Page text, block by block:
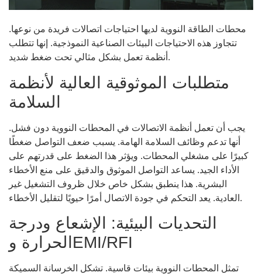
محطات الطاقة النووية لديها احتياجات اتصالات فريدة من نوعها.
تتجاوز هذه الاحتياجات البيئات الصناعية النموذجية. إنها تتطلب
أنظمة تعمل بشكل مثالي تحت ضغط شديد.
متطلبات الموثوقية العالية لأنظمة
السلامة
يجب أن تعمل أنظمة الاتصالات في المحطات النووية دون فشل.
أنها تدعم وظائف السلامة الهامة. يسبب ضعف التواصل ضغطًا
كبيرًا على مشغلي المحطات. ويؤثر هذا الضغط على قدرتهم على
الأداء الجيد. يساعد التواصل الموثوق والدقيق على منع الأخطاء
البشرية. هذا ينطبق بشكل خاص خلال ظروف التشغيل غير
العادية. يعد التحكم في جودة الاتصال أمرًا حيويًا لتقليل الأخطاء.
التحديات البيئية: الإشعاع ودرجة
الحرارة وEMI/RFI
تمثل المحطات النووية بيئات قاسية. تشكل الخرسانة السميكة